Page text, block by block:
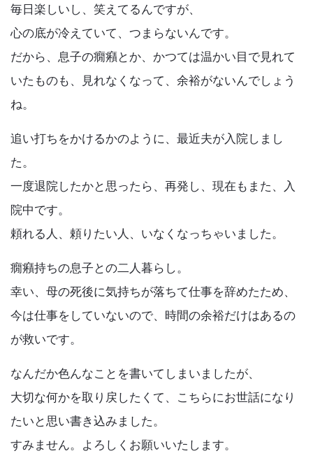
毎日楽しいし、笑えてるんですが、
心の底が冷えていて、つまらないんです。
だから、息子の癇癪とか、かつては温かい目で見れて
いたものも、見れなくなって、余裕がないんでしょう
ね。
追い打ちをかけるかのように、最近夫が入院しまし
た。
一度退院したかと思ったら、再発し、現在もまた、入
院中です。
頼れる人、頼りたい人、いなくなっちゃいました。
癇癪持ちの息子との二人暮らし。
幸い、母の死後に気持ちが落ちて仕事を辞めたため、
今は仕事をしていないので、時間の余裕だけはあるの
が救いです。
なんだか色んなことを書いてしまいましたが、
大切な何かを取り戻したくて、こちらにお世話になり
たいと思い書き込みました。
すみません。よろしくお願いいたします。